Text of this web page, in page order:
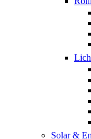
Solar &